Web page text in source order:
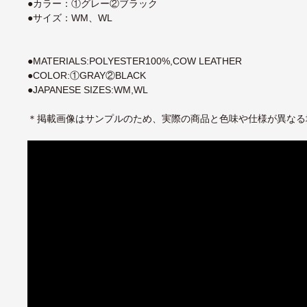
●カラー：①グレー②ブラック
●サイズ：WM、WL
●MATERIALS:POLYESTER100%,COW LEATHER
●COLOR:①GRAY②BLACK
●JAPANESE SIZES:WM,WL
＊掲載画像はサンプルのため、実際の商品と色味や仕様が異なる